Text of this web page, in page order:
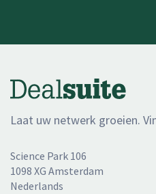
Laat uw netwerk groeien.
Science Park 106
1098 XG Amsterdam
Nederlands